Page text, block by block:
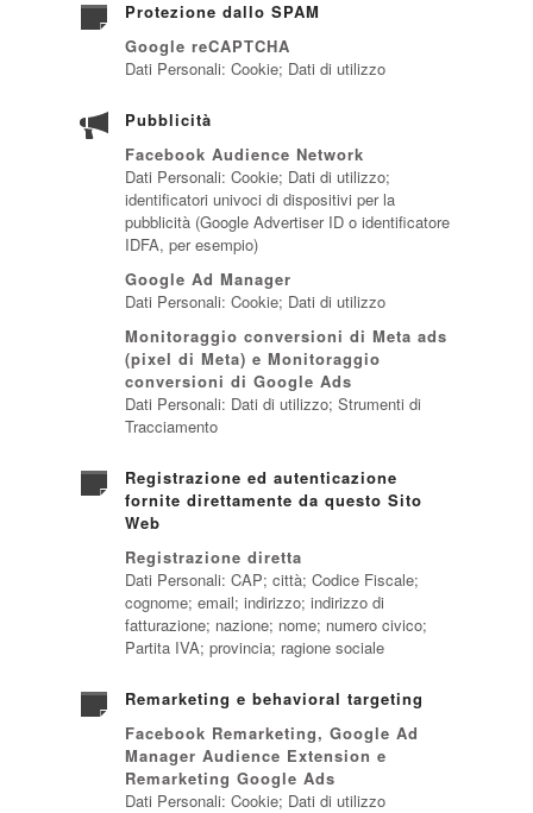
Protezione dallo SPAM
Google reCAPTCHA
Dati Personali: Cookie; Dati di utilizzo
Pubblicità
Facebook Audience Network
Dati Personali: Cookie; Dati di utilizzo;
identificatori univoci di dispositivi per la
pubblicità (Google Advertiser ID o identificatore
IDFA, per esempio)
Google Ad Manager
Dati Personali: Cookie; Dati di utilizzo
Monitoraggio conversioni di Meta ads
(pixel di Meta) e Monitoraggio
conversioni di Google Ads
Dati Personali: Dati di utilizzo; Strumenti di
Tracciamento
Registrazione ed autenticazione
fornite direttamente da questo Sito
Web
Registrazione diretta
Dati Personali: CAP; città; Codice Fiscale;
cognome; email; indirizzo; indirizzo di
fatturazione; nazione; nome; numero civico;
Partita IVA; provincia; ragione sociale
Remarketing e behavioral targeting
Facebook Remarketing, Google Ad
Manager Audience Extension e
Remarketing Google Ads
Dati Personali: Cookie; Dati di utilizzo